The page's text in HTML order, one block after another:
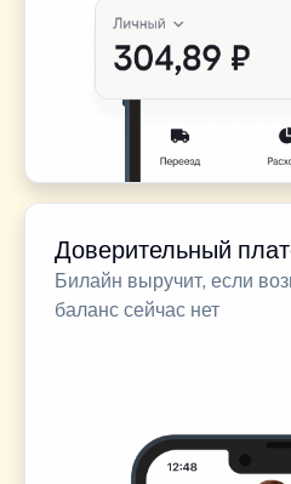
Доверительный
Билайн выручит, если
баланс сейчас нет